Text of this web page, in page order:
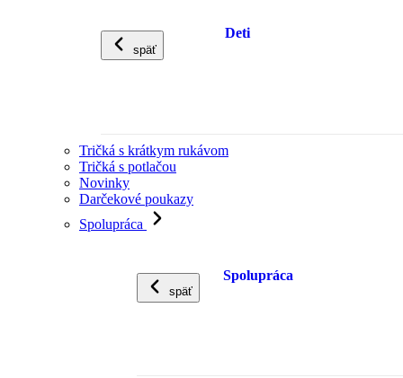
späť
Deti
Tričká s krátkym rukávom
Tričká s potlačou
Novinky
Darčekové poukazy
Spolupráca
späť
Spolupráca